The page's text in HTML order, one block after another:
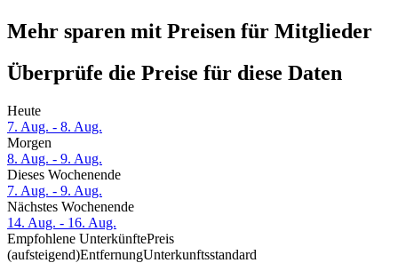
Mehr sparen mit Preisen für Mitglieder
Überprüfe die Preise für diese Daten
Heute
7. Aug. - 8. Aug.
Morgen
8. Aug. - 9. Aug.
Dieses Wochenende
7. Aug. - 9. Aug.
Nächstes Wochenende
14. Aug. - 16. Aug.
Empfohlene UnterkünftePreis
(aufsteigend)EntfernungUnterkunftsstandard